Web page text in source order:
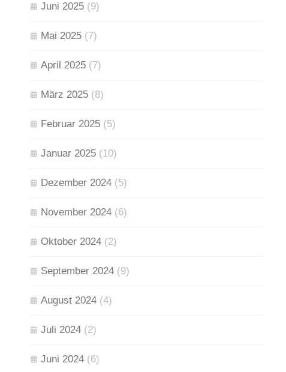
Juni 2025 (9)
Mai 2025 (7)
April 2025 (7)
März 2025 (8)
Februar 2025 (5)
Januar 2025 (10)
Dezember 2024 (5)
November 2024 (6)
Oktober 2024 (2)
September 2024 (9)
August 2024 (4)
Juli 2024 (2)
Juni 2024 (6)